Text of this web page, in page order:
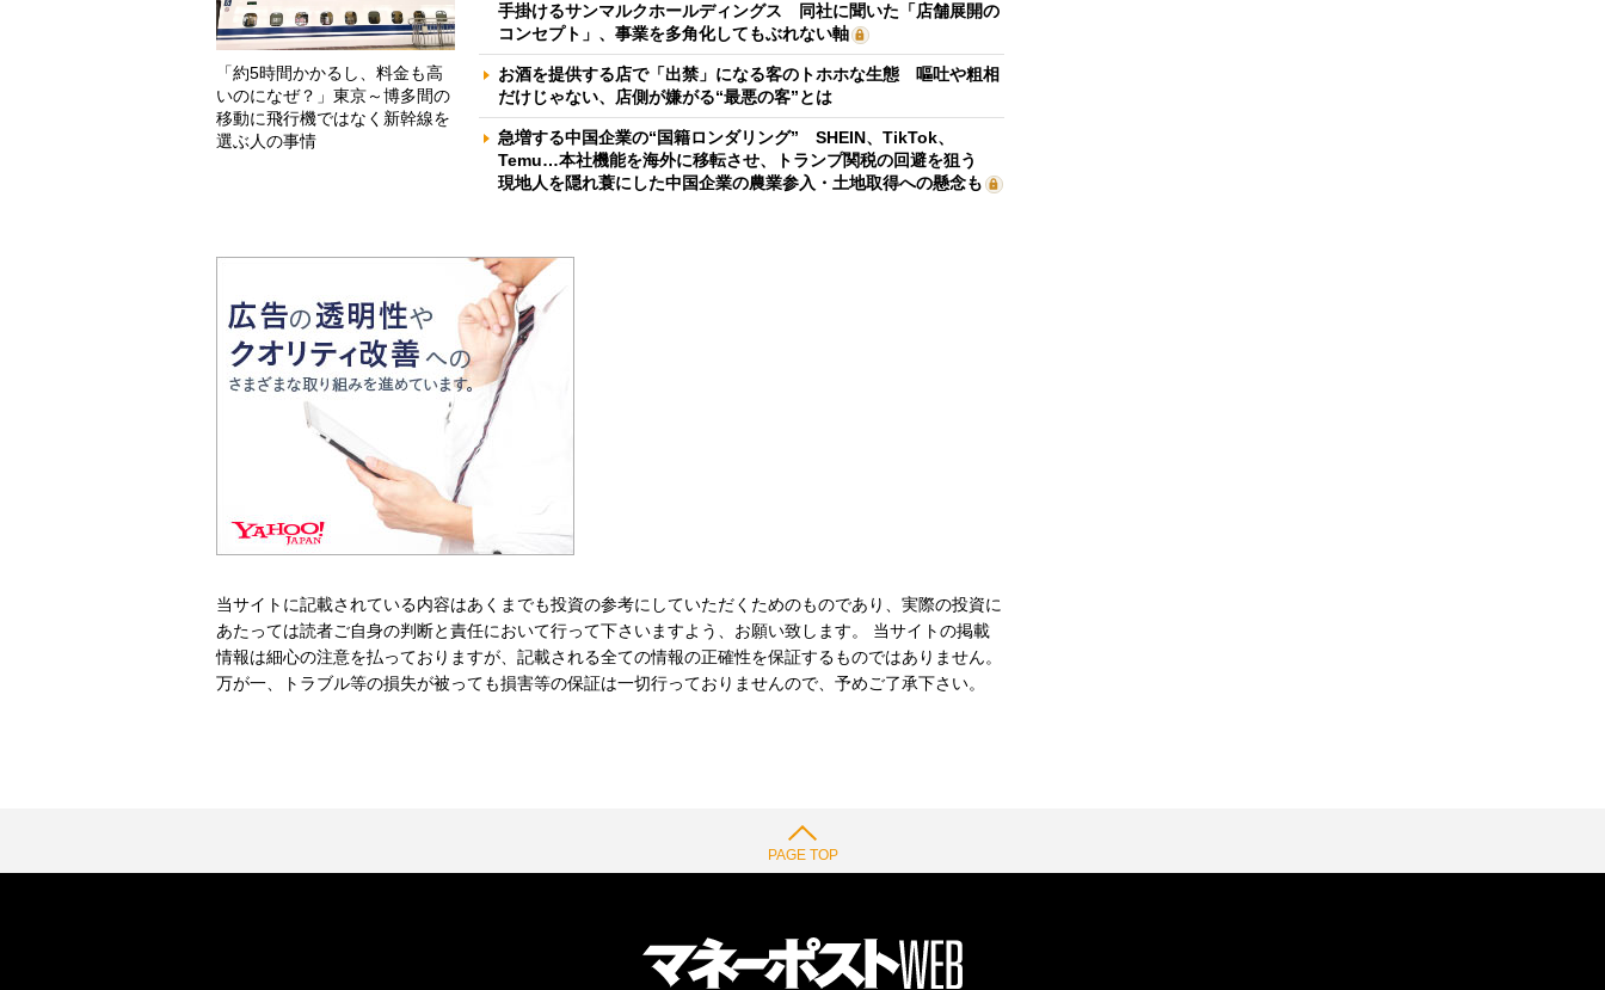
「約5時間かかるし、料金も高
いのになぜ？」東京～博多間の
移動に飛行機ではなく新幹線を
選ぶ人の事情
手掛けるサンマルクホールディングス 同社に聞いた「店舗展開の
コンセプト」、事業を多角化してもぶれない軸
お酒を提供する店で「出禁」になる客のトホホな生態 嘔吐や粗相
だけじゃない、店側が嫌がる“最悪の客”とは
急増する中国企業の“国籍ロンダリング” SHEIN、TikTok、
Temu…本社機能を海外に移転させ、トランプ関税の回避を狙う
現地人を隠れ蓑にした中国企業の農業参入・土地取得への懸念も
当サイトに記載されている内容はあくまでも投資の参考にしていただくためのものであり、実際の投資に
あたっては読者ご自身の判断と責任において行って下さいますよう、お願い致します。 当サイトの掲載
情報は細心の注意を払っておりますが、記載される全ての情報の正確性を保証するものではありません。
万が一、トラブル等の損失が被っても損害等の保証は一切行っておりませんので、予めご了承下さい。
PAGE TOP